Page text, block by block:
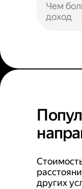
Чем
доход
других